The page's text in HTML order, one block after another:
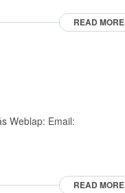
READ MORE
Weblap: Email:
READ MORE